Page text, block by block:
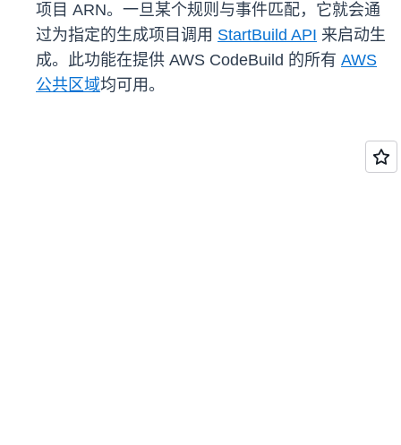
项目 ARN。一旦某个规则与事件匹配，它就会通
过为指定的生成项目调用 StartBuild API 来启动生
成。此功能在提供 AWS CodeBuild 的所有 AWS
公共区域均可用。